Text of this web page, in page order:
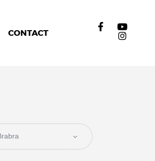
CONTACT